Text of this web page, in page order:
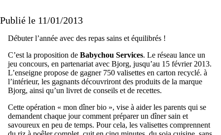
Publié le 11/01/2013
Débuter l’année avec des repas sains et équilibrés !
C’est la proposition de Babychou Services. Le réseau lance un
jeu concours, en partenariat avec Bjorg, jusqu’au 15 février 2013.
L’enseigne propose de gagner 750 valisettes en carton recyclé. à
l’intérieur, les gagnants découvriront des produits de la marque
Bjorg, ainsi qu’un livret de conseils et de recettes.
Cette opération « mon dîner bio », vise à aider les parents qui se
demandent chaque jour comment préparer un dîner sain et
savoureux en peu de temps. Pour cela, les valisettes comprennent